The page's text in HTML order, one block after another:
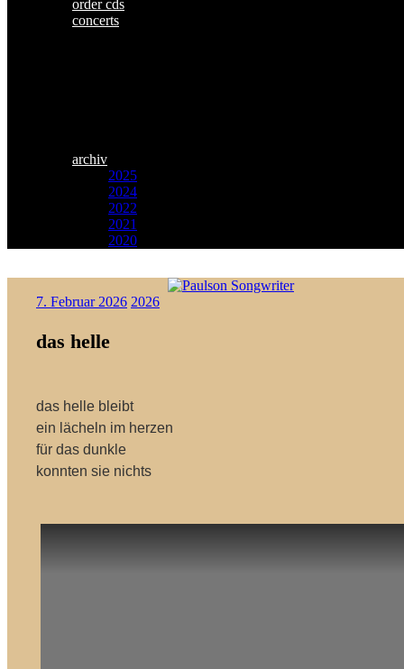
order cds
concerts
archiv
2025
2024
2022
2021
2020
Inhalt
Paulson
7. Februar 2026 2026
das helle
das helle bleibt
ein lächeln im herzen
für das dunkle
konnten sie nichts